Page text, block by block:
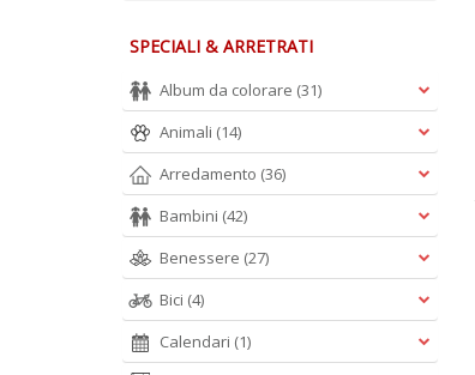
Digitale
5.90 €
Le Glorie Del Prog Italiano
Cartacea
12.90 €
Digitale
SPECIALI & ARRETRATI
Album da colorare (31)
Animali (14)
Arredamento (36)
Bambini (42)
Benessere (27)
Bici (4)
Calendari (1)